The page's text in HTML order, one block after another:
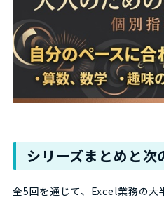
シリーズまとめと次
全5回を通じて、Excel業務の